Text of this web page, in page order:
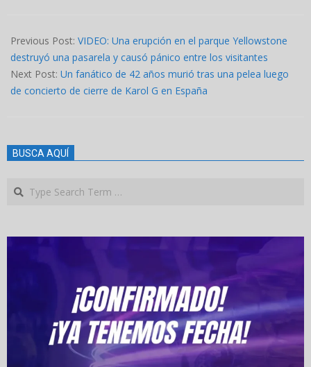
07-
24
Previous Post: VIDEO: Una erupción en el parque Yellowstone
destruyó una pasarela y causó pánico entre los visitantes
Next Post: Un fanático de 42 años murió tras una pelea luego
de concierto de cierre de Karol G en España
BUSCA AQUÍ
Search